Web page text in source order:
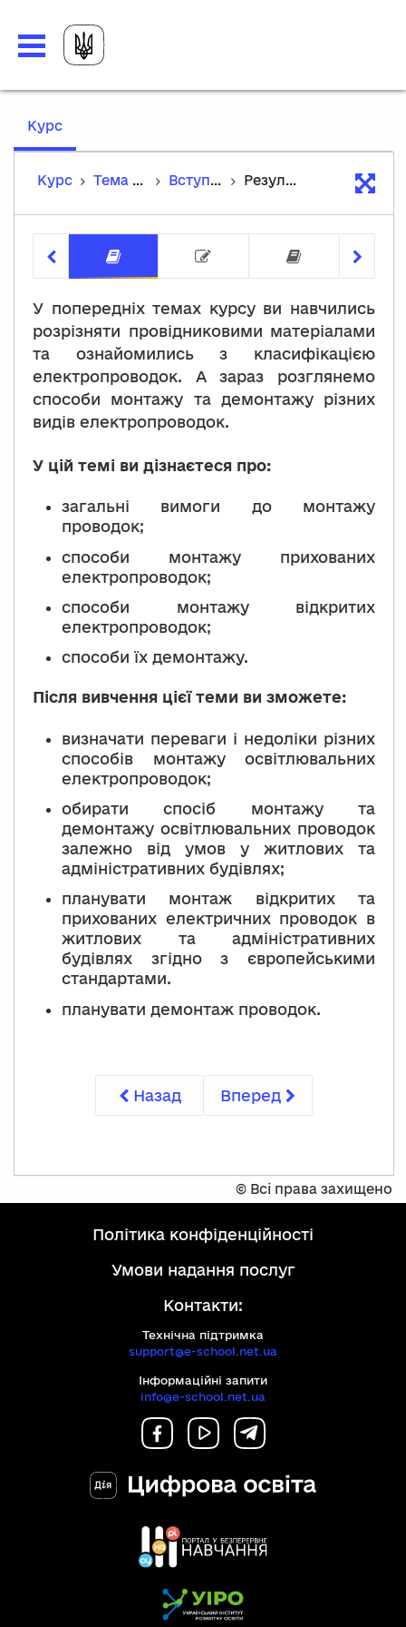
Курс,
Курс
Тема 6. Способи монтажу та демонтажу освітлювальних проводок Вступ до теми Результати навчання
Результати навчання
Тест на попередні
Перелік
У попередніх темах курсу ви навчились
розрізняти провідниковими матеріалами
та ознайомились з класифікацією
електропроводок. А зараз розглянемо
способи монтажу та демонтажу різних
видів електропроводок.
У цій темі ви дізнаєтеся про:
загальні вимоги до монтажу
проводок;
способи монтажу прихованих
електропроводок;
способи монтажу відкритих
електропроводок;
способи їх демонтажу.
Після вивчення цієї теми ви зможете:
визначати переваги і недоліки різних
способів монтажу освітлювальних
електропроводок;
обирати спосіб монтажу та
демонтажу освітлювальних проводок
залежно від умов у житлових та
адміністративних будівлях;
планувати монтаж відкритих та
прихованих електричних проводок в
житлових та адміністративних
будівлях згідно з європейськими
стандартами.
планувати демонтаж проводок.
Назад Вперед
© Всі права захищено
політика конфіденційності
умови надання послуг
Контакти:
Технічна підтримка
support@e-school.net.ua
Інформаційні запити
info@e-school.net.ua